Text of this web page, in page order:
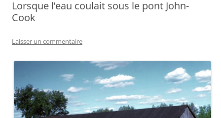
Lorsque l’eau coulait sous le pont John-
Cook
Laisser un commentaire